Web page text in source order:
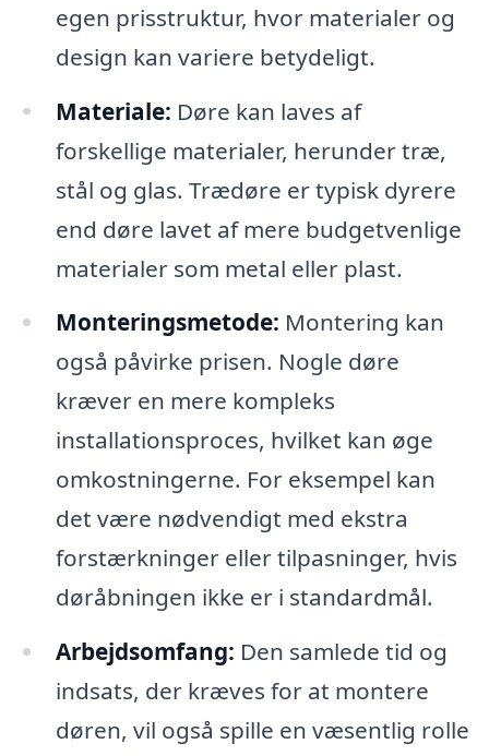
egen prisstruktur, hvor materialer og
design kan variere betydeligt.
Materiale: Døre kan laves af
forskellige materialer, herunder træ,
stål og glas. Trædøre er typisk dyrere
end døre lavet af mere budgetvenlige
materialer som metal eller plast.
Monteringsmetode: Montering kan
også påvirke prisen. Nogle døre
kræver en mere kompleks
installationsproces, hvilket kan øge
omkostningerne. For eksempel kan
det være nødvendigt med ekstra
forstærkninger eller tilpasninger, hvis
døråbningen ikke er i standardmål.
Arbejdsomfang: Den samlede tid og
indsats, der kræves for at montere
døren, vil også spille en væsentlig rolle